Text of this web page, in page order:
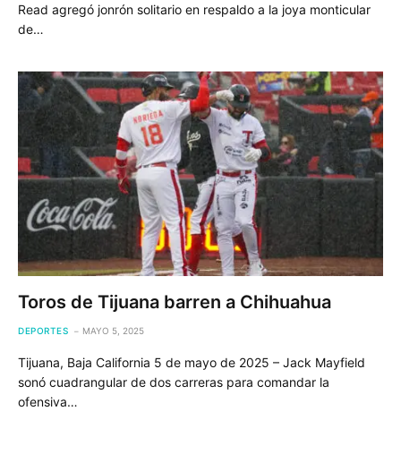
Read agregó jonrón solitario en respaldo a la joya monticular
de…
Toros de Tijuana barren a Chihuahua
DEPORTES MAYO 5, 2025
Tijuana, Baja California 5 de mayo de 2025 – Jack Mayfield
sonó cuadrangular de dos carreras para comandar la
ofensiva…